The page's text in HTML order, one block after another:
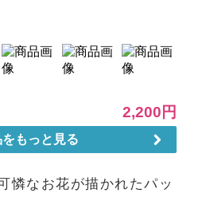
憐なお花が描かれたパッ